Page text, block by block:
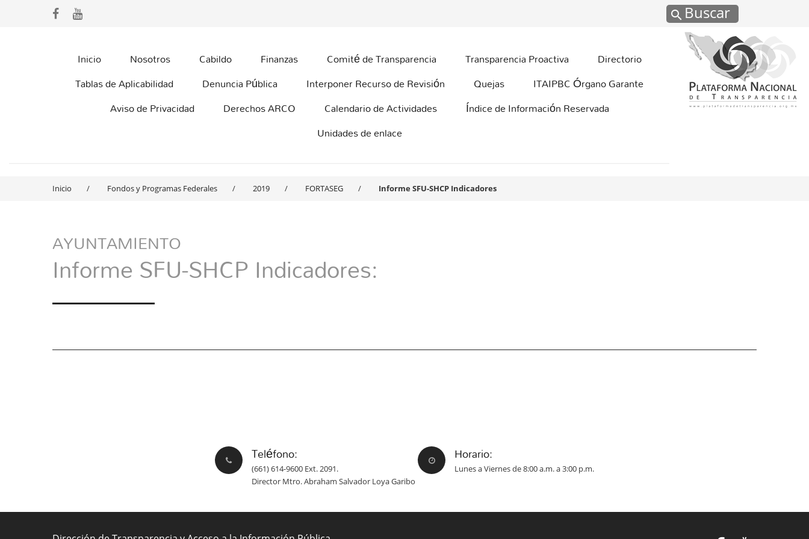
Buscar
Inicio Nosotros Cabildo Finanzas Comité de Transparencia Transparencia Proactiva
Directorio
Tablas de Aplicabilidad
Denuncia Pública Interponer Recurso de Revisión Quejas
ITAIPBC Órgano Garante
Aviso de Privacidad
Derechos ARCO Calendario de Actividades
Índice de Información Reservada
Unidades de enlace
Inicio Fondos y Programas Federales 2019 FORTASEG Informe SFU-SHCP Indicadores
AYUNTAMIENTO
Informe SFU-SHCP Indicadores:
Teléfono:
(661) 614-9600 Ext. 2091.
Director Mtro. Abraham Salvador Loya Garibo
Horario:
Lunes a Viernes de 8:00 a.m. a 3:00 p.m.